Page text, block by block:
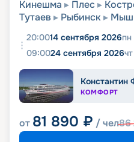
Кинешма
Плес
Тутаев
Рыбинск
20:0014 сентября 2026пн
09:0024 сентября 2026чт
Константин
КОМФОРТ
от 81 890 ₽ / чел86